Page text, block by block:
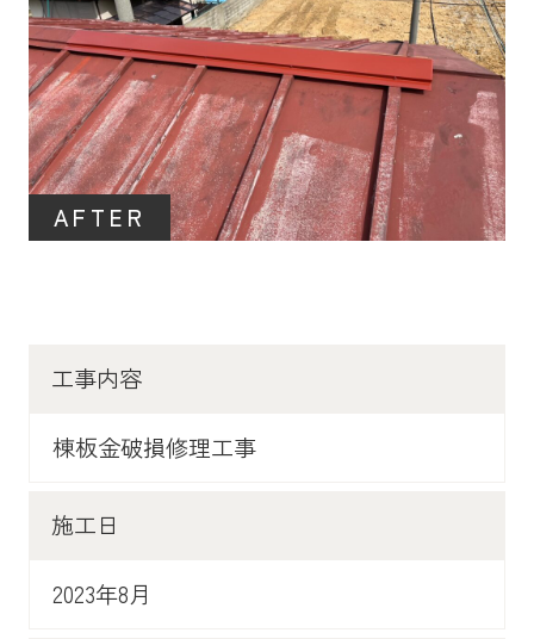
AFTER
工事内容
棟板金破損修理工事
施工日
2023年8月